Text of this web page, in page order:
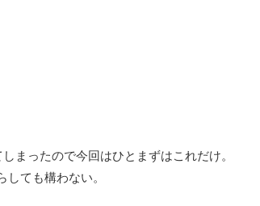
まったので今回はひとまずはこれだけ。
ても構わない。